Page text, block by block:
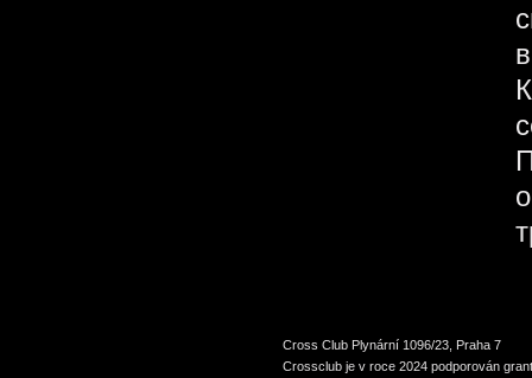
Cross Club Plynární 1096/23, Praha 7
Crossclub je v roce 2024 podporován